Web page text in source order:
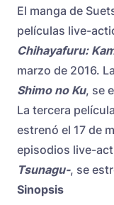
El manga de
películas live-
Chihayafuru:
marzo de 2016.
Shimo no Ku, se
La tercera
estrenó el 17 de
episodios live-
Tsunagu-, se
Sinopsis